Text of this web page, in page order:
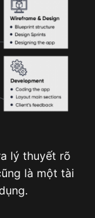
lý thuyết rõ
là một tài